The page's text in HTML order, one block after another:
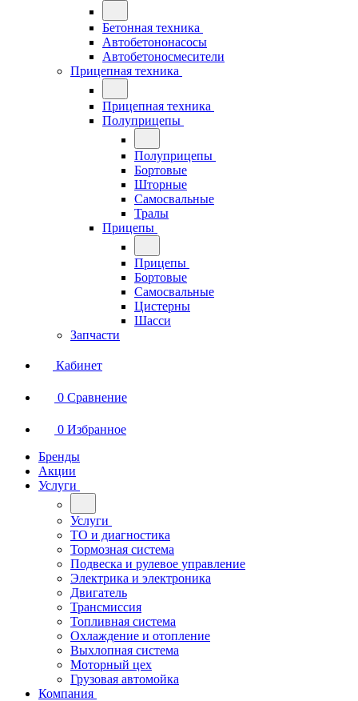
Бетонная техника
Автобетононасосы
Автобетоносмесители
Прицепная техника
Прицепная техника
Полуприцепы
Полуприцепы
Бортовые
Шторные
Самосвальные
Тралы
Прицепы
Прицепы
Бортовые
Самосвальные
Цистерны
Шасси
Запчасти
Кабинет
0 Сравнение
0 Избранное
Бренды
Акции
Услуги
Услуги
ТО и диагностика
Тормозная система
Подвеска и рулевое управление
Электрика и электроника
Двигатель
Трансмиссия
Топливная система
Охлаждение и отопление
Выхлопная система
Моторный цех
Грузовая автомойка
Компания